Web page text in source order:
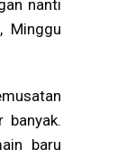
nanti
Minggu
baru